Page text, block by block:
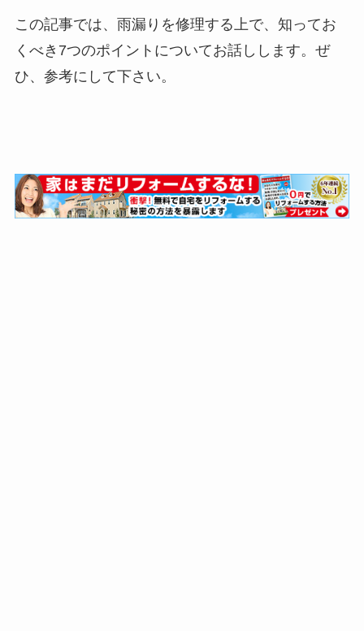
この記事では、雨漏りを修理する上で、知ってお
くべき7つのポイントについてお話しします。ぜ
ひ、参考にして下さい。